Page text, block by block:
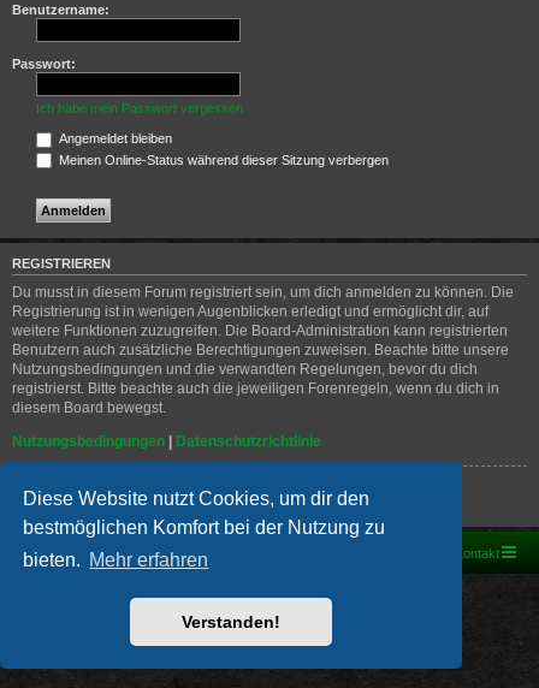
Diese Website nutzt Cookies, um dir den
bestmöglichen Komfort bei der Nutzung zu
bieten. Mehr erfahren
Verstanden!
Benutzername:
Passwort:
Ich habe mein Passwort vergessen
Angemeldet bleiben
Meinen Online-Status während dieser Sitzung verbergen
REGISTRIEREN
Du musst in diesem Forum registriert sein, um dich anmelden zu können. Die
Registrierung ist in wenigen Augenblicken erledigt und ermöglicht dir, auf
weitere Funktionen zuzugreifen. Die Board-Administration kann registrierten
Benutzern auch zusätzliche Berechtigungen zuweisen. Beachte bitte unsere
Nutzungsbedingungen und die verwandten Regelungen, bevor du dich
registrierst. Bitte beachte auch die jeweiligen Forenregeln, wenn du dich in
diesem Board bewegst.
Nutzungsbedingungen | Datenschutzrichtlinie
Registrieren
Foren-Übersicht Kontakt